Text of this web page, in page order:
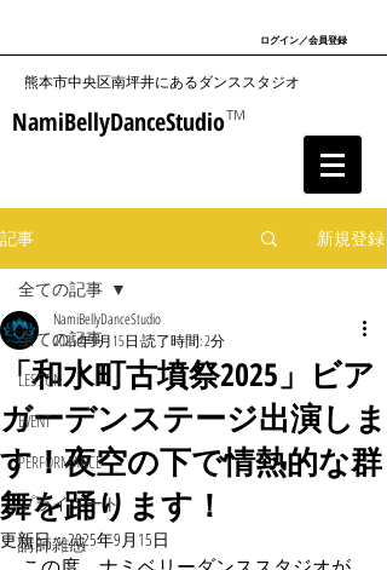
ログイン／会員登録
​熊本市中央区南坪井にあるダンススタジオ
NamiBellyDanceStudioTM
記事 新規登録
全ての記事
LESSON
EVENT
PERFORMANCE
プライベート
講師雑感
全ての記事
「和水町古墳祭2025」ビア
ガーデンステージ出演しま
す！夜空の下で情熱的な群
舞を踊ります！
NamiBellyDanceStudio
2025年9月15日 読了時間: 2分
更新日：2025年9月15日